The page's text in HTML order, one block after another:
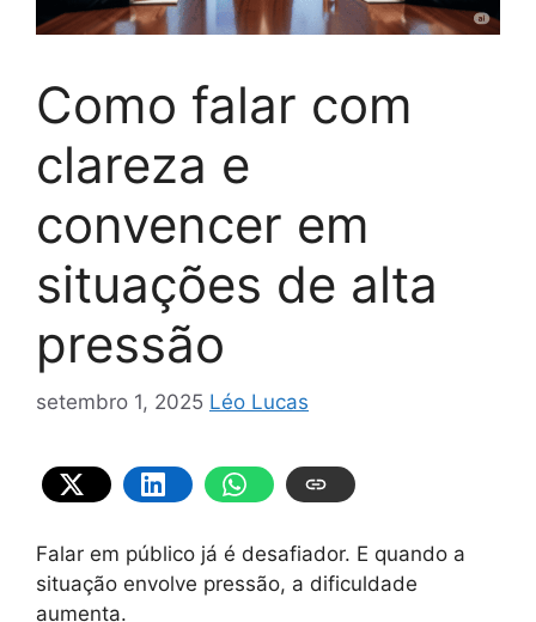
Como falar com
clareza e
convencer em
situações de alta
pressão
setembro 1, 2025 Léo Lucas
Falar em público já é desafiador. E quando a
situação envolve pressão, a dificuldade
aumenta.